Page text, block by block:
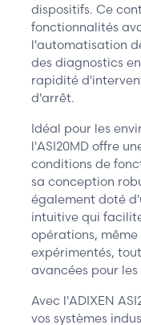
dispositifs. Ce
fonctionnalités
l'automatisation
des diagnostics
rapidité
d'arrêt.
Idéal pour les
l'ASI20MD offre
conditions de
sa conception
également doté
intuitive qui
opérations,
expérimentés,
avancées pour
Avec l'ADIXEN
vos systèmes